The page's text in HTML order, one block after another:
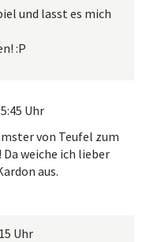
und lasst es mich
:P
Uhr
von Teufel zum
weiche ich lieber
aus.
Uhr